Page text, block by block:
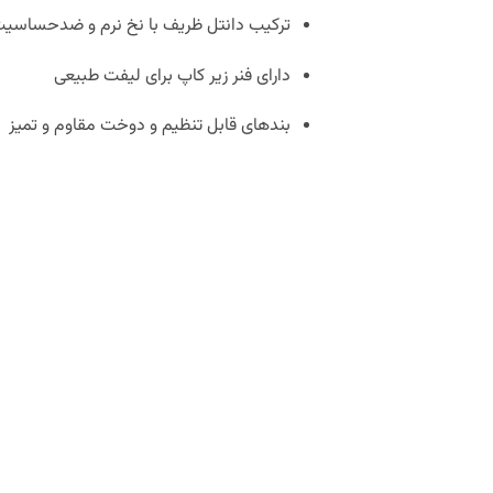
ترکیب دانتل ظریف با نخ نرم و
دارای فنر زیر کاپ برای لیفت طبیعی
بندهای قابل تنظیم و دوخت مقاوم و تمیز